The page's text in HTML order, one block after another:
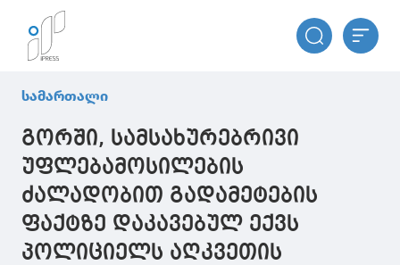
სამართალი
გორში, სამსახურებრივი
უფლებამოსილების
ძალადობით გადამეტების
ფაქტზე დაკავებულ ექვს
პოლიციელს აღკვეთის